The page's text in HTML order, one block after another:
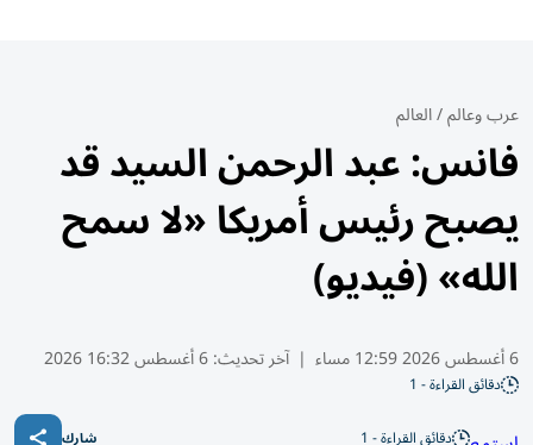
عرب وعالم/العالم
فانس: عبد الرحمن السيد قد
يصبح رئيس أمريكا «لا سمح
الله» (فيديو)
6 أغسطس 2026 12:59 مساء | آخر تحديث:6 أغسطس 16:32 2026
دقائق القراءة - 1
دقائق القراءة - 1 شارك